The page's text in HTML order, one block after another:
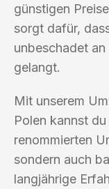
günstigen
sorgt dafür,
unbeschadet an
gelangt.
Mit unserem
Polen kannst
renommierten
sondern auch
langjährige